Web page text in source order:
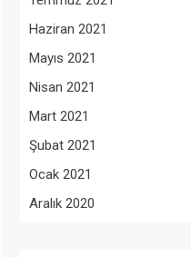
Haziran 2021
Mayıs 2021
Nisan 2021
Mart 2021
Şubat 2021
Ocak 2021
Aralık 2020